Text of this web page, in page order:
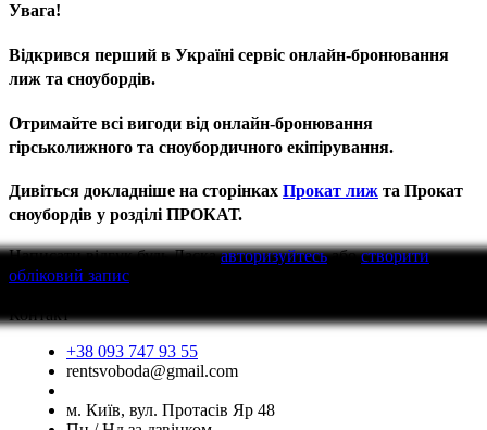
Увага!
Відкрився перший в Україні сервіс онлайн-бронювання
лиж та сноубордів.
Отримайте всі вигоди від онлайн-бронювання
гірськолижного та сноубордичного екіпірування.
Дивіться докладніше на сторінках Прокат лиж та Прокат
сноубордів у розділі ПРОКАТ.
Написати відгукбудь Ласкаавторизуйтесьабостворити
обліковий запис
Контакт
+38 093 747 93 55
rentsvoboda@gmail.com
м. Київ, вул. Протасів Яр 48